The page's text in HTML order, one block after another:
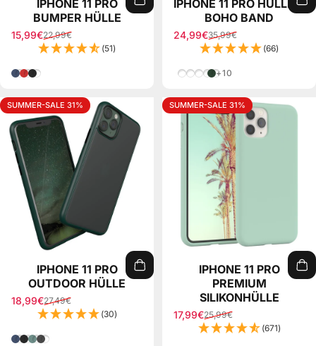
IPHONE 11 PRO
BUMPER HÜLLE
Verkaufspreis
15,99€
Normaler Preis
22,99€
(51)
Blau
RotSchwarz
IPHONE 11 PRO HÜLLE +
BOHO BAND
Verkaufspreis
24,99€
Normaler Preis
35,99€
(66)
Mint/Rosa Mix
Pink Mix
Braun/Taupe Mix
Dunkelgrün
Grün Camouflage
+10
SUMMER-SALE 31%
IPHONE 11 PRO
OUTDOOR HÜLLE
Verkaufspreis
18,99€
Normaler Preis
27,49€
(30)
Blau
Schwarz
Nacht Grün
Grau
SUMMER-SALE 31%
IPHONE 11 PRO
PREMIUM
SILIKONHÜLLE
Verkaufspreis
17,99€
Normaler Preis
25,99€
(671)